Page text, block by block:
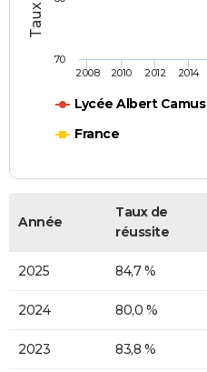
Lycée Albert Camus
France
2008 2010 2012 2014
70
Année
Taux de
réussite
2025 84,7 %
2024 80,0 %
2023 83,8 %